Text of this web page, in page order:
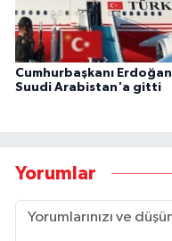
Cumhurbaşkanı Erdoğan
Suudi Arabistan'a gitti
Yorumlar